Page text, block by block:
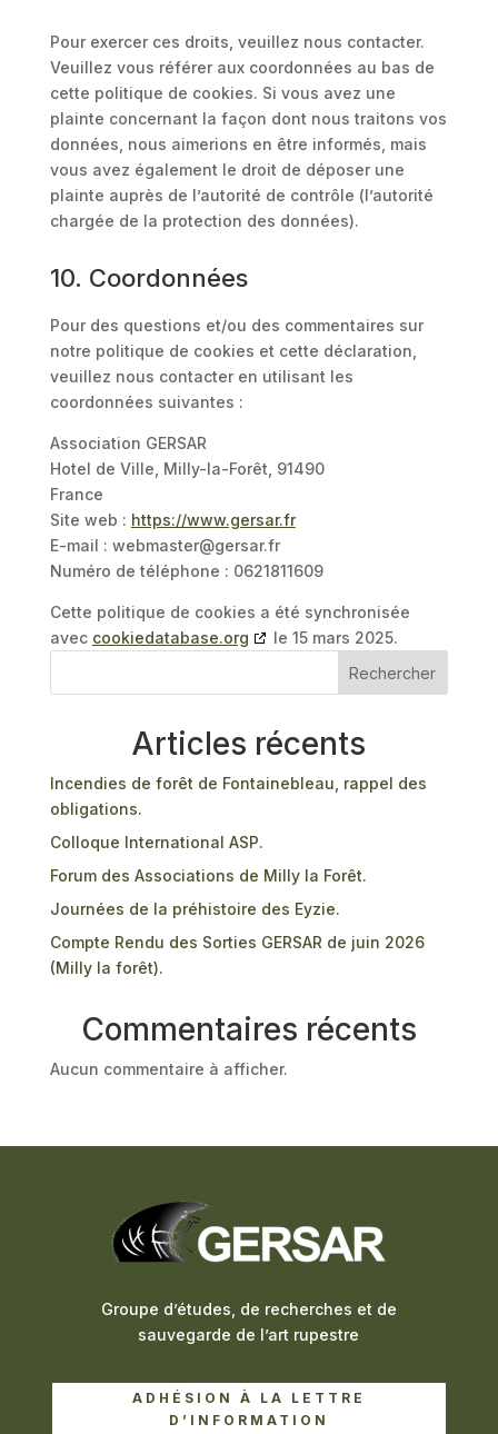
Pour exercer ces droits, veuillez nous contacter.
Veuillez vous référer aux coordonnées au bas de
cette politique de cookies. Si vous avez une
plainte concernant la façon dont nous traitons vos
données, nous aimerions en être informés, mais
vous avez également le droit de déposer une
plainte auprès de l’autorité de contrôle (l’autorité
chargée de la protection des données).
10. Coordonnées
Pour des questions et/ou des commentaires sur
notre politique de cookies et cette déclaration,
veuillez nous contacter en utilisant les
coordonnées suivantes :
Association GERSAR
Hotel de Ville, Milly-la-Forêt, 91490
France
Site web : https://www.gersar.fr
E-mail : webmaster@gersar.fr
Numéro de téléphone : 0621811609
Cette politique de cookies a été synchronisée
avec cookiedatabase.org
le 15 mars 2025.
Rechercher
Articles récents
Incendies de forêt de Fontainebleau, rappel des
obligations.
Colloque International ASP.
Forum des Associations de Milly la Forêt.
Journées de la préhistoire des Eyzie.
Compte Rendu des Sorties GERSAR de juin 2026
(Milly la forêt).
Commentaires récents
Aucun commentaire à afficher.
Groupe d’études, de recherches et de
sauvegarde de l’art rupestre
ADHÉSION À LA LETTRE
D’INFORMATION